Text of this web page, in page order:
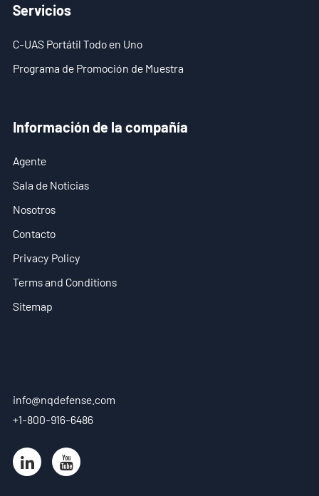
Servicios
C-UAS Portátil Todo en Uno
Programa de Promoción de Muestra
Información de la compañía
Agente
Sala de Noticias
Nosotros
Contacto
Privacy Policy
Terms and Conditions
Sitemap
info@nqdefense.com
+1-800-916-6486